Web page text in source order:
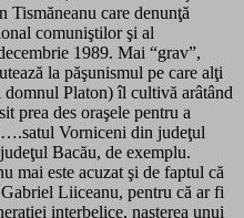
care denunţă
comuniştilor şi al
1989. Mai “grav”,
la păşunismul pe care alţi
Platon) îl cultivă arâtând
prea des oraşele pentru a
Vorniceni din judeţul
Bacău, de exemplu.
mai este acuzat şi de faptul că
Liiceanu, pentru că ar fi
interbelice, naşterea unui